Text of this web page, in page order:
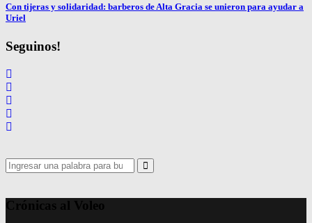
Con tijeras y solidaridad: barberos de Alta Gracia se unieron para ayudar a
Uriel
Seguinos!
Search
for:
Search
Crónicas al Voleo